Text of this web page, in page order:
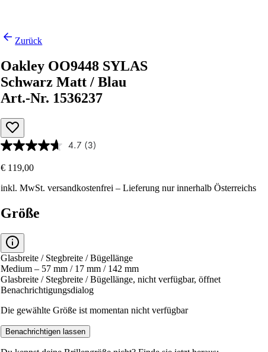
Zurück
Oakley OO9448 SYLAS
Schwarz Matt / Blau
Art.-Nr. 1536237
4.7 (3)
€ 119,00
inkl. MwSt.versandkostenfrei – Lieferung nur innerhalb Österreichs
Größe
Glasbreite / Stegbreite / Bügellänge
Medium – 57 mm / 17 mm / 142 mm
Glasbreite / Stegbreite / Bügellänge, nicht verfügbar, öffnet
Benachrichtigungsdialog
Die gewählte Größe ist momentan nicht verfügbar
Benachrichtigen lassen